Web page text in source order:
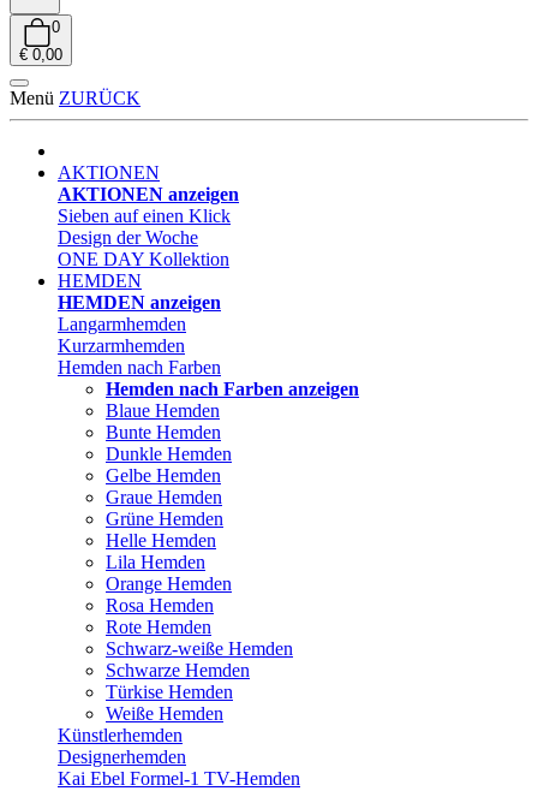
0
€ 0,00
Menü ZURÜCK
AKTIONEN
AKTIONEN anzeigen
Sieben auf einen Klick
Design der Woche
ONE DAY Kollektion
HEMDEN
HEMDEN anzeigen
Langarmhemden
Kurzarmhemden
Hemden nach Farben
Hemden nach Farben anzeigen
Blaue Hemden
Bunte Hemden
Dunkle Hemden
Gelbe Hemden
Graue Hemden
Grüne Hemden
Helle Hemden
Lila Hemden
Orange Hemden
Rosa Hemden
Rote Hemden
Schwarz-weiße Hemden
Schwarze Hemden
Türkise Hemden
Weiße Hemden
Künstlerhemden
Designerhemden
Kai Ebel Formel-1 TV-Hemden